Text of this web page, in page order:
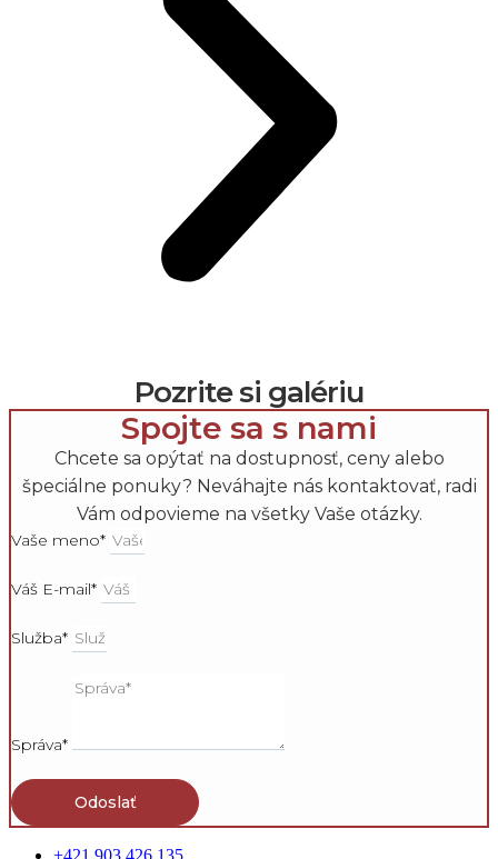
Pozrite si galériu
Spojte sa s nami
Chcete sa opýtať na dostupnosť, ceny alebo
špeciálne ponuky? Neváhajte nás kontaktovať, radi
Vám odpovieme na všetky Vaše otázky.
Vaše meno*
Váš E-mail*
Služba*
Správa*
Odoslať
+421 903 426 135